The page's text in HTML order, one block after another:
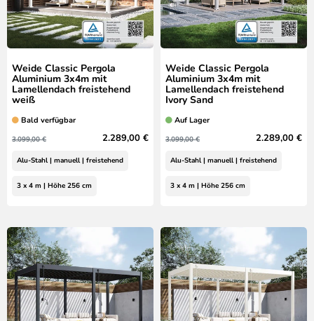
Weide Classic Pergola
Aluminium 3x4m mit
Lamellendach freistehend
weiß
Bald verfügbar
3.099,00 € 2.289,00 €
Alu-Stahl | manuell | freistehend
3 x 4 m | Höhe 256 cm
Weide Classic Pergola
Aluminium 3x4m mit
Lamellendach freistehend
Ivory Sand
Auf Lager
3.099,00 € 2.289,00 €
Alu-Stahl | manuell | freistehend
3 x 4 m | Höhe 256 cm